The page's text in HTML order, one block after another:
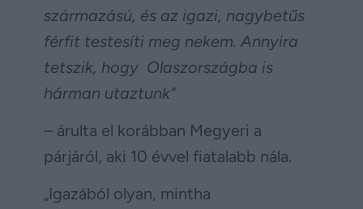
származású, és az igazi, nagybetűs
férfit testesíti meg nekem. Annyira
tetszik, hogy Olaszországba is
hárman utaztunk”
– árulta el korábban Megyeri a
párjáról, aki 10 évvel fiatalabb nála.
„Igazából olyan, mintha